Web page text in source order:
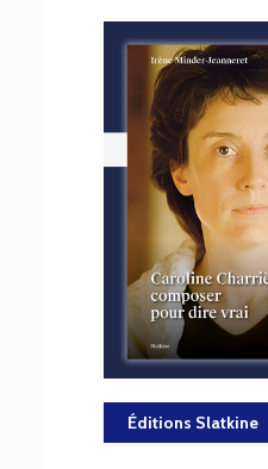
Éditions Slatkine